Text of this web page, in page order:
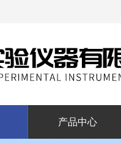
产品中心